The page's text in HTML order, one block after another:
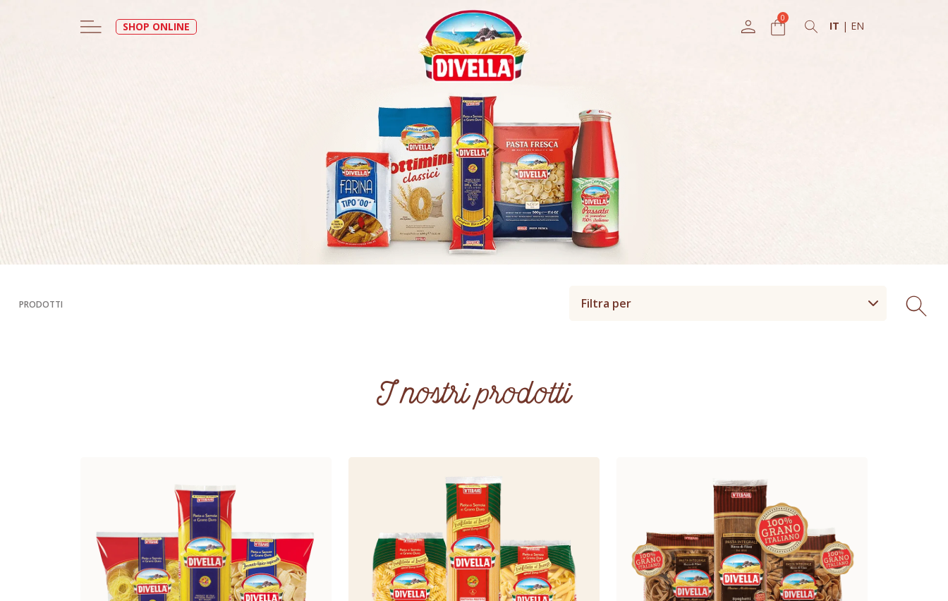
SHOP ONLINE IT | EN
PRODOTTI Filtra per
I nostri prodotti